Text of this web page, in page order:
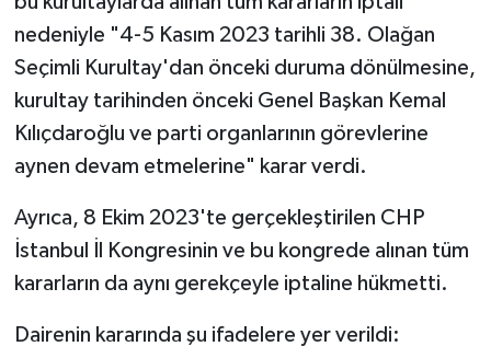
nedeniyle "4-5 Kasım 2023 tarihli 38. Olağan
Seçimli Kurultay'dan önceki duruma dönülmesine,
kurultay tarihinden önceki Genel Başkan Kemal
Kılıçdaroğlu ve parti organlarının görevlerine
aynen devam etmelerine" karar verdi.
Ayrıca, 8 Ekim 2023'te gerçekleştirilen CHP
İstanbul İl Kongresinin ve bu kongrede alınan tüm
kararların da aynı gerekçeyle iptaline hükmetti.
Dairenin kararında şu ifadelere yer verildi: